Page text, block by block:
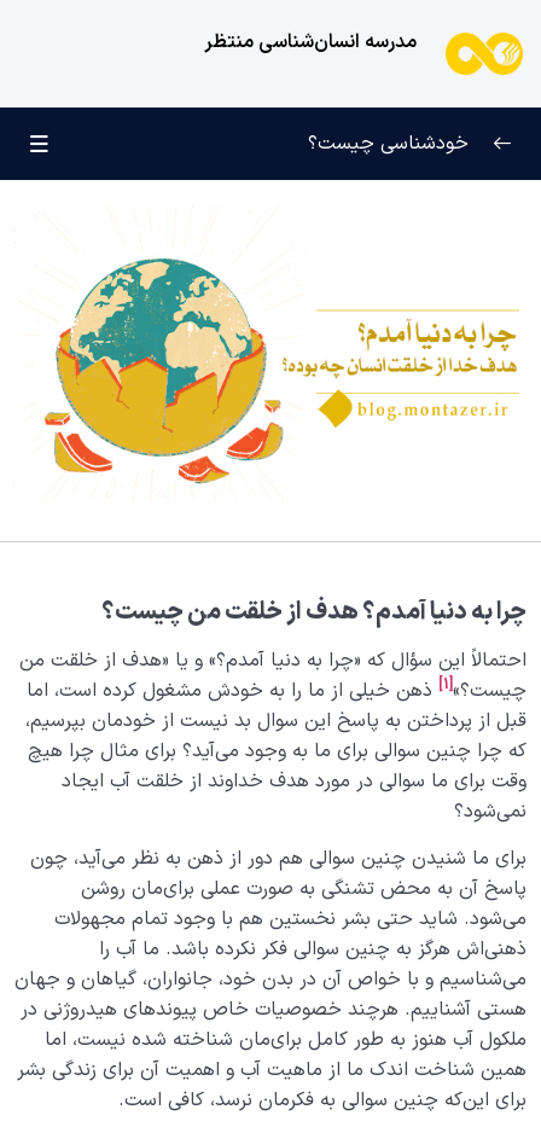
مدرسه انسان‌شناسی منتظر
کودک عزیز روان 0/6
انسان و میل بی‌نهایت 0/12
انسان چه چیزی نیست؟ 0/24
هدف خلقت و جایگاه انسان 0/7
هدف از آفرینش جهان چیست؛ ما در این جهان چه
چرا به دنیا آمدم؟ | هدف خدا از خلقت انسان چه بوده؟
مراحل زندگی انسان| آغاز و پایانی که بدون شناخت آن‌ها
موفق نمی‌شویم
چرخه زندگی انسان و مراحل آن؛ قبل از تولد تا بعد از مرگ
خانه انسان کجاست، ما از کجا آمده‌ایم و به کجا خواهیم
رفت؟
ما قبل از تولد کجا بوده ایم و چگونه به وجود آمده ایم؟
بررسی مفهوم قوس نزول و قوس صعود یا مراحل زندگی
انسان در جهان هستی
نقش الگو در حیات انسان 0/18
خودشناسی چیست؟
چرا به دنیا آمدم؟ هدف از خلقت من چیست؟
احتمالاً این سؤال که «چرا به دنیا آمدم؟» و یا «هدف از خلقت من
چیست؟»[1]
ذهن خیلی از ما را به خودش مشغول کرده است، اما
قبل از پرداختن به پاسخ این سوال بد نیست از خودمان بپرسیم،
که چرا چنین سوالی برای ما به وجود می‌آید؟ برای مثال چرا هیچ
وقت برای ما سوالی در مورد هدف خداوند از خلقت آب ایجاد
نمی‌شود؟
برای ما شنیدن چنین سوالی هم دور از ذهن به نظر می‌آید، چون
پاسخ آن به محض تشنگی به صورت عملی برای‌مان روشن
می‌شود. شاید حتی بشر نخستین هم با وجود تمام مجهولات
ذهنی‌اش هرگز به چنین سوالی فکر نکرده باشد. ما آب را
می‌شناسیم و با خواص آن در بدن خود، جانواران، گیاهان و جهان
هستی آشناییم. هرچند خصوصیات خاص پیوندهای هیدروژنی در
ملکول آب هنوز به طور کامل برای‌مان شناخته شده نیست، اما
همین شناخت اندک ما از ماهیت آب و اهمیت آن برای زندگی بشر
برای این‌که چنین سوالی به فکرمان نرسد، کافی است.